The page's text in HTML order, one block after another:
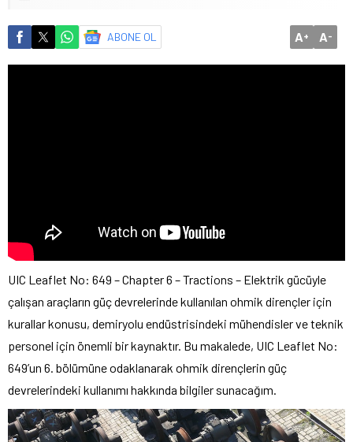
ABONE OL A+ A-
UIC Leaflet No: 649 – Chapter 6 – Tractions – Elektrik gücüyle
çalışan araçların güç devrelerinde kullanılan ohmik dirençler için
kurallar konusu, demiryolu endüstrisindeki mühendisler ve teknik
personel için önemli bir kaynaktır. Bu makalede, UIC Leaflet No:
649’un 6. bölümüne odaklanarak ohmik dirençlerin güç
devrelerindeki kullanımı hakkında bilgiler sunacağım.